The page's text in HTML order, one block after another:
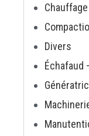
Divers
Échafaud